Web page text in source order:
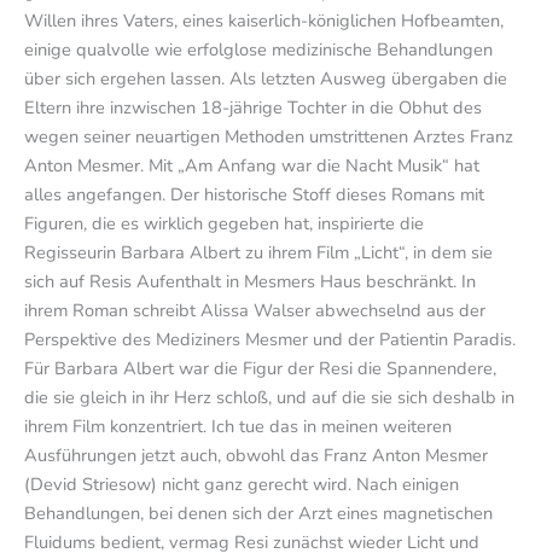
Willen ihres Vaters, eines kaiserlich-königlichen Hofbeamten,
einige qualvolle wie erfolglose medizinische Behandlungen
über sich ergehen lassen. Als letzten Ausweg übergaben die
Eltern ihre inzwischen 18-jährige Tochter in die Obhut des
wegen seiner neuartigen Methoden umstrittenen Arztes Franz
Anton Mesmer. Mit „Am Anfang war die Nacht Musik“ hat
alles angefangen. Der historische Stoff dieses Romans mit
Figuren, die es wirklich gegeben hat, inspirierte die
Regisseurin Barbara Albert zu ihrem Film „Licht“, in dem sie
sich auf Resis Aufenthalt in Mesmers Haus beschränkt. In
ihrem Roman schreibt Alissa Walser abwechselnd aus der
Perspektive des Mediziners Mesmer und der Patientin Paradis.
Für Barbara Albert war die Figur der Resi die Spannendere,
die sie gleich in ihr Herz schloß, und auf die sie sich deshalb in
ihrem Film konzentriert. Ich tue das in meinen weiteren
Ausführungen jetzt auch, obwohl das Franz Anton Mesmer
(Devid Striesow) nicht ganz gerecht wird. Nach einigen
Behandlungen, bei denen sich der Arzt eines magnetischen
Fluidums bedient, vermag Resi zunächst wieder Licht und